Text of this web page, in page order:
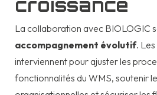
croissance
La collaboration avec BIOLOGIC
accompagnement évolutif.
interviennent pour ajuster les
fonctionnalités du WMS, soutenir